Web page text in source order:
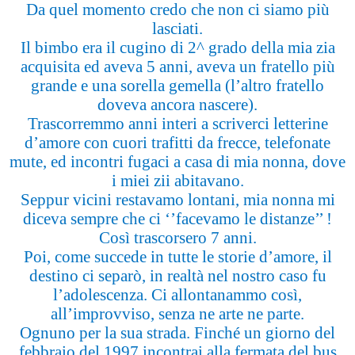
Da quel momento credo che non ci siamo più
lasciati.
Il bimbo era il cugino di 2^ grado della mia zia
acquisita ed aveva 5 anni, aveva un fratello più
grande e una sorella gemella (l’altro fratello
doveva ancora nascere).
Trascorremmo anni interi a scriverci letterine
d’amore con cuori trafitti da frecce, telefonate
mute, ed incontri fugaci a casa di mia nonna, dove
i miei zii abitavano.
Seppur vicini restavamo lontani, mia nonna mi
diceva sempre che ci ‘’facevamo le distanze’’ !
Così trascorsero 7 anni.
Poi, come succede in tutte le storie d’amore, il
destino ci separò, in realtà nel nostro caso fu
l’adolescenza. Ci allontanammo così,
all’improvviso, senza ne arte ne parte.
Ognuno per la sua strada. Finché un giorno del